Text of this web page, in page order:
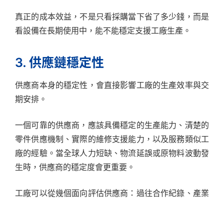
真正的成本效益，不是只看採購當下省了多少錢，而是
看設備在長期使用中，能不能穩定支援工廠生產。
3. 供應鏈穩定性
供應商本身的穩定性，會直接影響工廠的生產效率與交
期安排。
一個可靠的供應商，應該具備穩定的生產能力、清楚的
零件供應機制、實際的維修支援能力，以及服務類似工
廠的經驗。當全球人力短缺、物流延誤或原物料波動發
生時，供應商的穩定度會更重要。
工廠可以從幾個面向評估供應商：過往合作紀錄、產業